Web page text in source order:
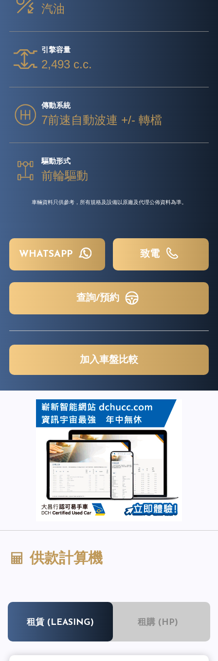
汽油
引擎容量
2,493 c.c.
傳動系統
7前速自動波連 +/- 轉檔
驅動形式
前輪驅動
車輛資料只供參考，所有規格及設備以原廠及代理公佈資料為準。
WHATSAPP 致電
查詢/預約
加入車盤比較
供款計算機
租賃 (LEASING) 租購 (HP)